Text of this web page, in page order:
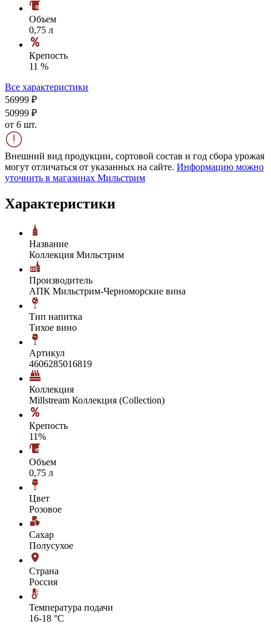
Объем
0,75 л
Крепость
11 %
Все характеристики
56999 ₽
50999 ₽
от 6 шт.
Внешний вид продукции, сортовой состав и год сбора урожая
могут отличаться от указанных на сайте. Информацию можно
уточнить в магазинах Мильстрим
Характеристики
Название
Коллекция Мильстрим
Производитель
АПК Мильстрим-Черноморские вина
Тип напитка
Тихое вино
Артикул
4606285016819
Коллекция
Millstream Коллекция (Collection)
Крепость
11%
Объем
0,75 л
Цвет
Розовое
Сахар
Полусухое
Страна
Россия
Температура подачи
16-18 °С